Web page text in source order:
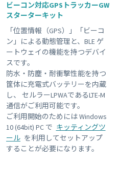
ビーコン対応GPSトラッカーGW
スターターキット
「位置情報（GPS）」「ビーコ
ン」による動態管理と、BLE ゲ
ートウェイの機能を持つデバイ
スです。
防水・防塵・耐衝撃性能を持つ
筐体に充電式バッテリーを内蔵
し、 セルラーLPWAであるLTE-M
通信がご利用可能です。
ご利用開始のためには Windows
10 (64bit) PC で キッティングツ
ール を利用してセットアップ
することが必要になります。